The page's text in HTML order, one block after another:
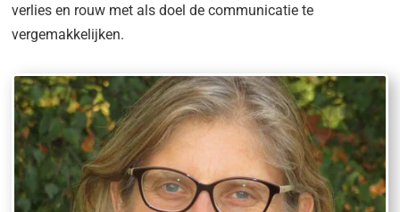
verlies en rouw met als doel de communicatie te
vergemakkelijken.